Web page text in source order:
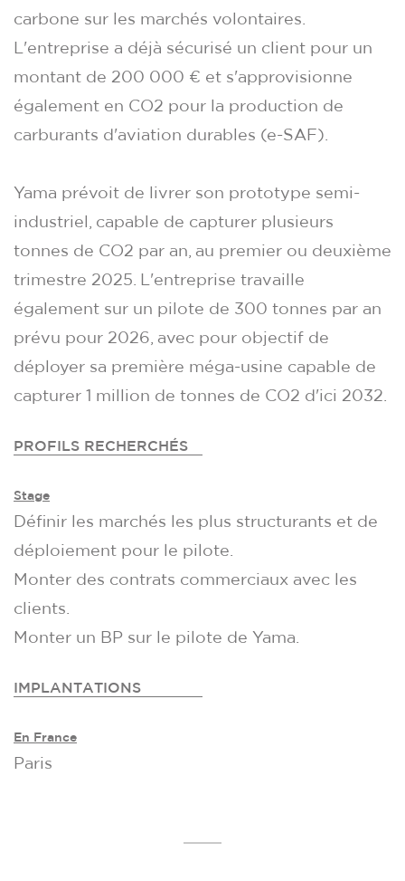
carbone sur les marchés volontaires.
L'entreprise a déjà sécurisé un client pour un
montant de 200 000 € et s'approvisionne
également en CO2 pour la production de
carburants d'aviation durables (e-SAF).
Yama prévoit de livrer son prototype semi-
industriel, capable de capturer plusieurs
tonnes de CO2 par an, au premier ou deuxième
trimestre 2025. L'entreprise travaille
également sur un pilote de 300 tonnes par an
prévu pour 2026, avec pour objectif de
déployer sa première méga-usine capable de
capturer 1 million de tonnes de CO2 d'ici 2032.
PROFILS RECHERCHÉS
Stage
Définir les marchés les plus structurants et de
déploiement pour le pilote.
Monter des contrats commerciaux avec les
clients.
Monter un BP sur le pilote de Yama.
IMPLANTATIONS
En France
Paris